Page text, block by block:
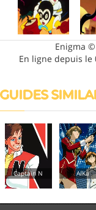
Enigma
En ligne depuis le
GUIDES
Captain N AIKa